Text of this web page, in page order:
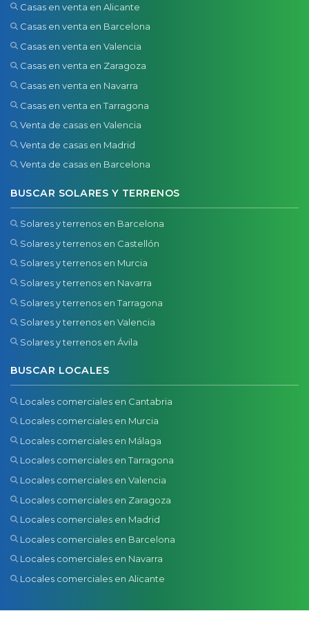
Casas en venta en Alicante
Casas en venta en Barcelona
Casas en venta en Valencia
Casas en venta en Zaragoza
Casas en venta en Navarra
Casas en venta en Tarragona
Venta de casas en Valencia
Venta de casas en Madrid
Venta de casas en Barcelona
BUSCAR SOLARES Y TERRENOS
Solares y terrenos en Barcelona
Solares y terrenos en Castellón
Solares y terrenos en Murcia
Solares y terrenos en Navarra
Solares y terrenos en Tarragona
Solares y terrenos en Valencia
Solares y terrenos en Ávila
BUSCAR LOCALES
Locales comerciales en Cantabria
Locales comerciales en Murcia
Locales comerciales en Málaga
Locales comerciales en Tarragona
Locales comerciales en Valencia
Locales comerciales en Zaragoza
Locales comerciales en Madrid
Locales comerciales en Barcelona
Locales comerciales en Navarra
Locales comerciales en Alicante